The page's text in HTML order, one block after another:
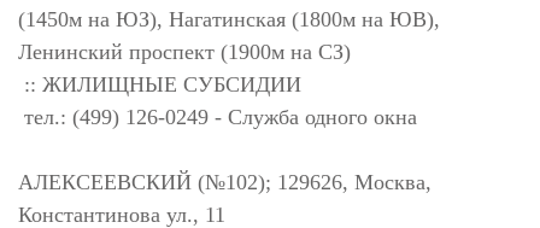
(1450м на ЮЗ), Нагатинская (1800м на ЮВ),
Ленинский проспект (1900м на СЗ)
:: ЖИЛИЩНЫЕ СУБСИДИИ
тел.: (499) 126-0249 - Служба одного окна
АЛЕКСЕЕВСКИЙ (№102); 129626, Москва,
Константинова ул., 11